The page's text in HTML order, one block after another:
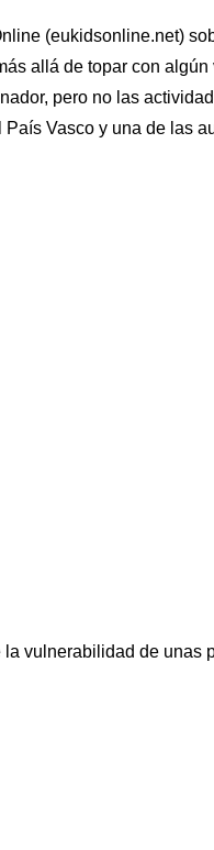
(eukidsonline.net)
allá de topar con
pero no las
Vasco y una de las
vulnerabilidad de